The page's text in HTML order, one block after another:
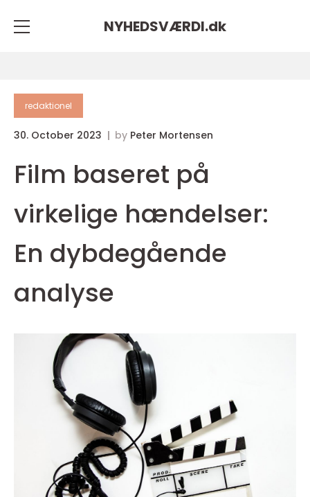
NYHEDSVÆRDI.dk
redaktionel
30. October 2023 by Peter Mortensen
Film baseret på
virkelige hændelser:
En dybdegående
analyse